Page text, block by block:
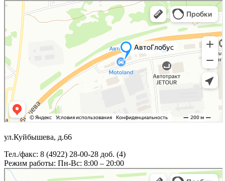
ул.Куйбышева, д.66
Тел./факс: 8 (4922) 28-00-28 доб. (4)
Режим работы: Пн-Вс: 8:00 – 20:00